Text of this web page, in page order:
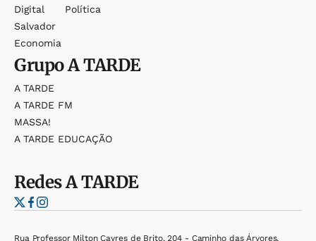
Digital
Salvador
Economia
Política
GrupoA TARDE
A TARDE
A TARDE FM
MASSA!
A TARDE EDUCAÇÃO
RedesA TARDE
Rua Professor Milton Cayres de Brito, 204 - Caminho das Árvores,